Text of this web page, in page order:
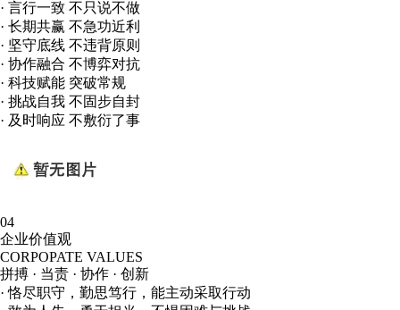
· 言行一致 不只说不做
· 长期共赢 不急功近利
· 坚守底线 不违背原则
· 协作融合 不博弈对抗
· 科技赋能 突破常规
· 挑战自我 不固步自封
· 及时响应 不敷衍了事
04
企业价值观
CORPOPATE VALUES
拼搏 · 当责 · 协作 · 创新
· 恪尽职守，勤思笃行，能主动采取行动